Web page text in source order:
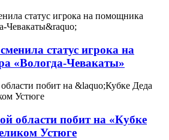
статус игрока на
«Вологда-Чевакаты»
области побит на «Кубке
Устюге